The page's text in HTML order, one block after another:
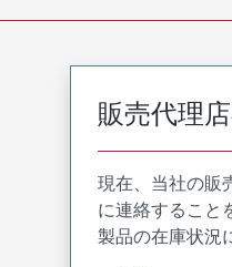
販売代理
現在、当社の販
に連絡すること
製品の在庫状況